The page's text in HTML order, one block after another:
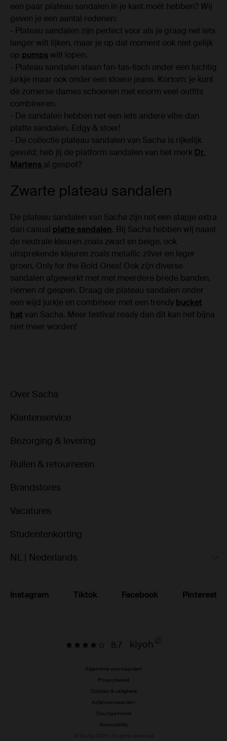
een paar plateau sandalen in je kast moét hebben? Wij
geven je een aantal redenen:
- Plateau sandalen zijn perfect voor als je graag net iets
langer wilt lijken, maar je op dat moment ook niet gelijk
op pumpswilt lopen.
- Plateau sandalen staan fan-tas-tisch onder een luchtig
jurkje maar ook onder een stoere jeans. Kortom: je kunt
de zomerse dames schoenen met enorm veel outfits
combineren.
- De sandalen hebben net een iets andere vibe dan
platte sandalen. Edgy & stoer!
- De collectie plateau sandalen van Sacha is rijkelijk
gevuld; heb jij de platform sandalen van het merk Dr.
Martens al gespot?
Zwarte plateau sandalen
De plateau sandalen van Sacha zijn net een stapje extra
dan casual platte sandalen. Bij Sacha hebben wij naast
de neutrale kleuren zoals zwart en beige, ook
uitsprekende kleuren zoals metallic zilver en leger
groen. Only for the Bold Ones! Ook zijn diverse
sandalen afgewerkt met met meerdere brede banden,
riemen of gespen. Draag de plateau sandalen onder
een wijd jurkje en combineer met een trendy bucket
hat van Sacha. Meer festival ready dan dit kan het bijna
niet meer worden!
Over Sacha
Klantenservice
Bezorging & levering
Ruilen & retourneren
Brandstores
Vacatures
Studentenkorting
NL | Nederlands
Instagram Tiktok Facebook Pinterest
8.7
Algemene voorwaarden
Privacybeleid
Cookies & veiligheid
Actievoorwaarden
Duurzaamheid
Accessibility